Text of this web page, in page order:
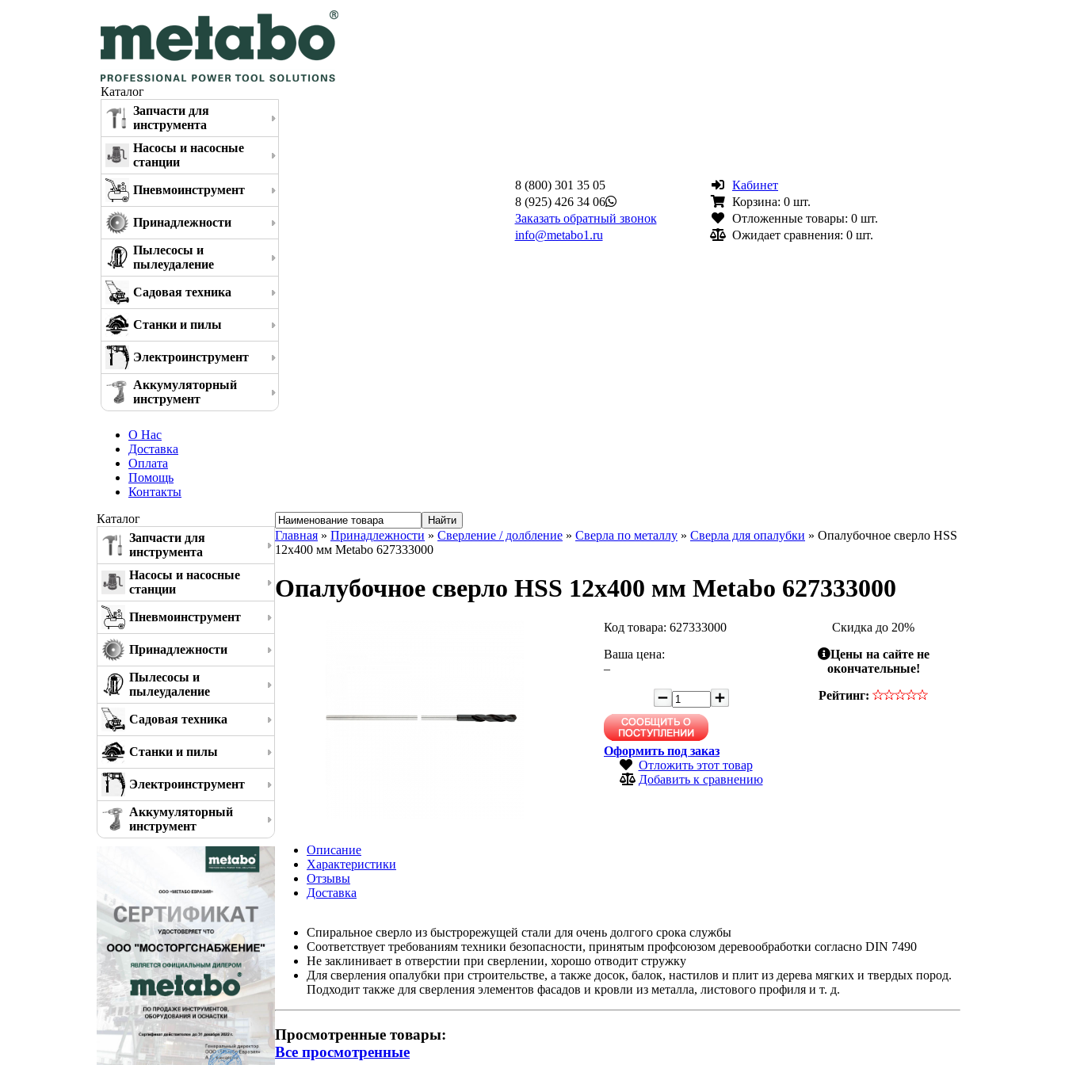
Каталог
Запчасти для
инструмента
Насосы и насосные
станции
Пневмоинструмент
Принадлежности
Пылесосы и
пылеудаление
Садовая техника
Станки и пилы
Электроинструмент
Аккумуляторный
инструмент
8 (800) 301 35 05
8 (925) 426 34 06
Заказать обратный звонок
info@metabo1.ru
Кабинет
Корзина: 0 шт.
Отложенные товары: 0 шт.
Ожидает сравнения: 0 шт.
О Нас
Доставка
Оплата
Помощь
Контакты
Каталог
Запчасти для
инструмента
Насосы и насосные
станции
Пневмоинструмент
Принадлежности
Пылесосы и
пылеудаление
Садовая техника
Станки и пилы
Электроинструмент
Аккумуляторный
инструмент
Главная » Принадлежности » Сверление / долбление » Сверла по металлу » Сверла для опалубки » Опалубочное сверло HSS
12x400 мм Metabo 627333000
Опалубочное сверло HSS 12x400 мм Metabo 627333000
Код товара: 627333000
Ваша цена:
–
Оформить под заказ
Отложить этот товар
Добавить к сравнению
Скидка до 20%
Цены на сайте не
окончательные!
Рейтинг:
Описание
Характеристики
Отзывы
Доставка
Спиральное сверло из быстрорежущей стали для очень долгого срока службы
Соответствует требованиям техники безопасности, принятым профсоюзом деревообработки согласно DIN 7490
Не заклинивает в отверстии при сверлении, хорошо отводит стружку
Для сверления опалубки при строительстве, а также досок, балок, настилов и плит из дерева мягких и твердых пород.
Подходит также для сверления элементов фасадов и кровли из металла, листового профиля и т. д.
Просмотренные товары:
Все просмотренные